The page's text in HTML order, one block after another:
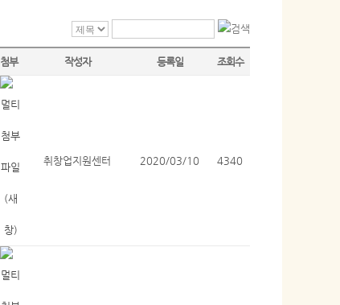
첨부 작성자 등록일 조회수
취창업지원센터 2020/03/10 4340